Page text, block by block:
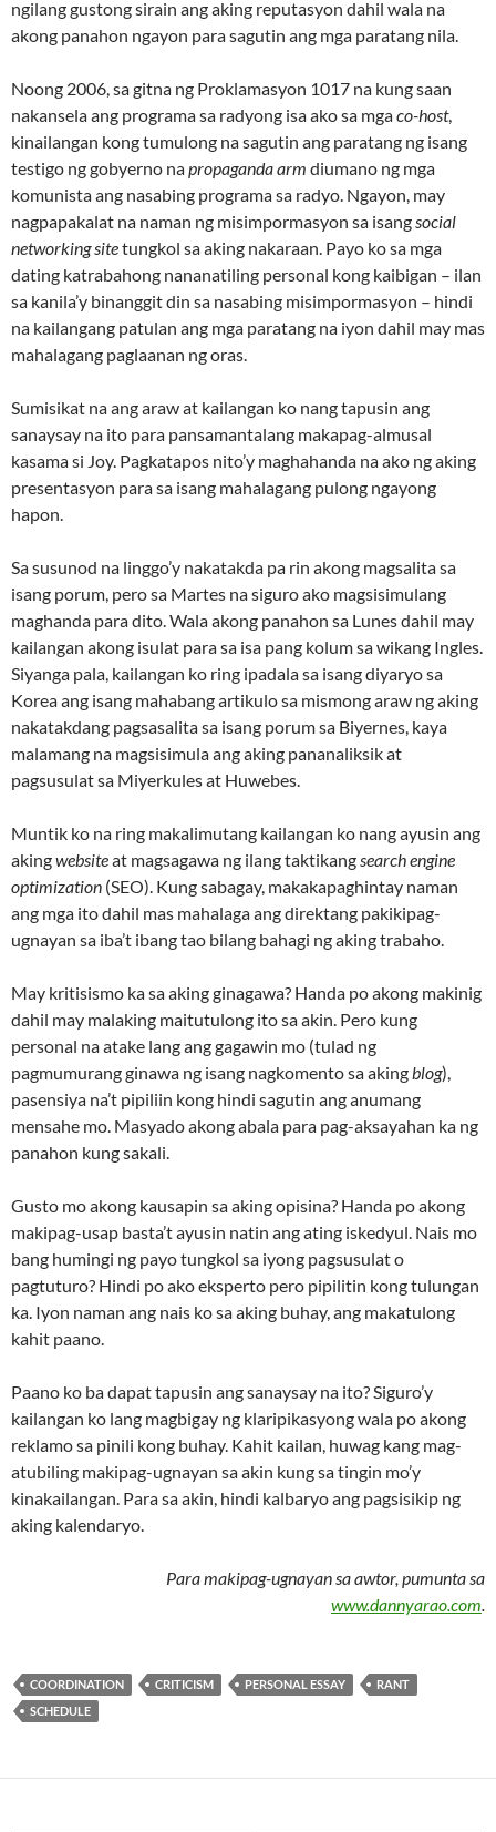
ngilang gustong sirain ang aking reputasyon dahil wala na
akong panahon ngayon para sagutin ang mga paratang nila.
Noong 2006, sa gitna ng Proklamasyon 1017 na kung saan
nakansela ang programa sa radyong isa ako sa mgaco-host,
kinailangan kong tumulong na sagutin ang paratang ng isang
testigo ng gobyerno napropaganda arm diumano ng mga
komunista ang nasabing programa sa radyo. Ngayon, may
nagpapakalat na naman ng misimpormasyon sa isangsocial
networking sitetungkol sa aking nakaraan. Payo ko sa mga
dating katrabahong nananatiling personal kong kaibigan – ilan
sa kanila’y binanggit din sa nasabing misimpormasyon – hindi
na kailangang patulan ang mga paratang na iyon dahil may mas
mahalagang paglaanan ng oras.
Sumisikat na ang araw at kailangan ko nang tapusin ang
sanaysay na ito para pansamantalang makapag-almusal
kasama si Joy. Pagkatapos nito’y maghahanda na ako ng aking
presentasyon para sa isang mahalagang pulong ngayong
hapon.
Sa susunod na linggo’y nakatakda pa rin akong magsalita sa
isang porum, pero sa Martes na siguro ako magsisimulang
maghanda para dito. Wala akong panahon sa Lunes dahil may
kailangan akong isulat para sa isa pang kolum sa wikang Ingles.
Siyanga pala, kailangan ko ring ipadala sa isang diyaryo sa
Korea ang isang mahabang artikulo sa mismong araw ng aking
nakatakdang pagsasalita sa isang porum sa Biyernes, kaya
malamang na magsisimula ang aking pananaliksik at
pagsusulat sa Miyerkules at Huwebes.
Muntik ko na ring makalimutang kailangan ko nang ayusin ang
akingwebsiteat magsagawa ng ilang taktikangsearch engine
optimization (SEO). Kung sabagay, makakapaghintay naman
ang mga ito dahil mas mahalaga ang direktang pakikipag-
ugnayan sa iba’t ibang tao bilang bahagi ng aking trabaho.
May kritisismo ka sa aking ginagawa? Handa po akong makinig
dahil may malaking maitutulong ito sa akin. Pero kung
personal na atake lang ang gagawin mo (tulad ng
pagmumurang ginawa ng isang nagkomento sa akingblog),
pasensiya na’t pipiliin kong hindi sagutin ang anumang
mensahe mo. Masyado akong abala para pag-aksayahan ka ng
panahon kung sakali.
Gusto mo akong kausapin sa aking opisina? Handa po akong
makipag-usap basta’t ayusin natin ang ating iskedyul. Nais mo
bang humingi ng payo tungkol sa iyong pagsusulat o
pagtuturo? Hindi po ako eksperto pero pipilitin kong tulungan
ka. Iyon naman ang nais ko sa aking buhay, ang makatulong
kahit paano.
Paano ko ba dapat tapusin ang sanaysay na ito? Siguro’y
kailangan ko lang magbigay ng klaripikasyong wala po akong
reklamo sa pinili kong buhay. Kahit kailan, huwag kang mag-
atubiling makipag-ugnayan sa akin kung sa tingin mo’y
kinakailangan. Para sa akin, hindi kalbaryo ang pagsisikip ng
aking kalendaryo.
Para makipag-ugnayan sa awtor, pumunta sa
www.dannyarao.com.
COORDINATION CRITICISM PERSONAL ESSAY
RANT
SCHEDULE